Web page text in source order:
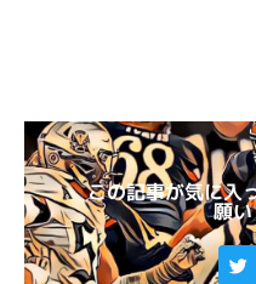
この記事が気に入
願